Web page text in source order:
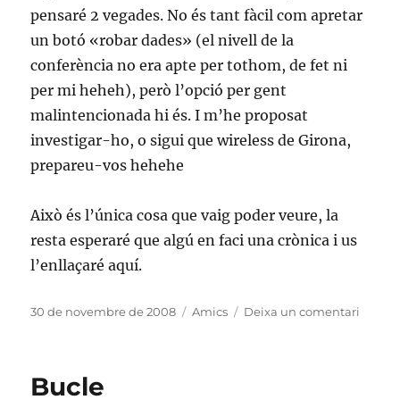
pensaré 2 vegades. No és tant fàcil com apretar
un botó «robar dades» (el nivell de la
conferència no era apte per tothom, de fet ni
per mi heheh), però l’opció per gent
malintencionada hi és. I m’he proposat
investigar-ho, o sigui que wireless de Girona,
prepareu-vos hehehe
Això és l’única cosa que vaig poder veure, la
resta esperaré que algú en faci una crònica i us
l’enllaçaré aquí.
Publicat
30 de novembre de 2008 Categories
Amics Deixa un comentari
Bucle